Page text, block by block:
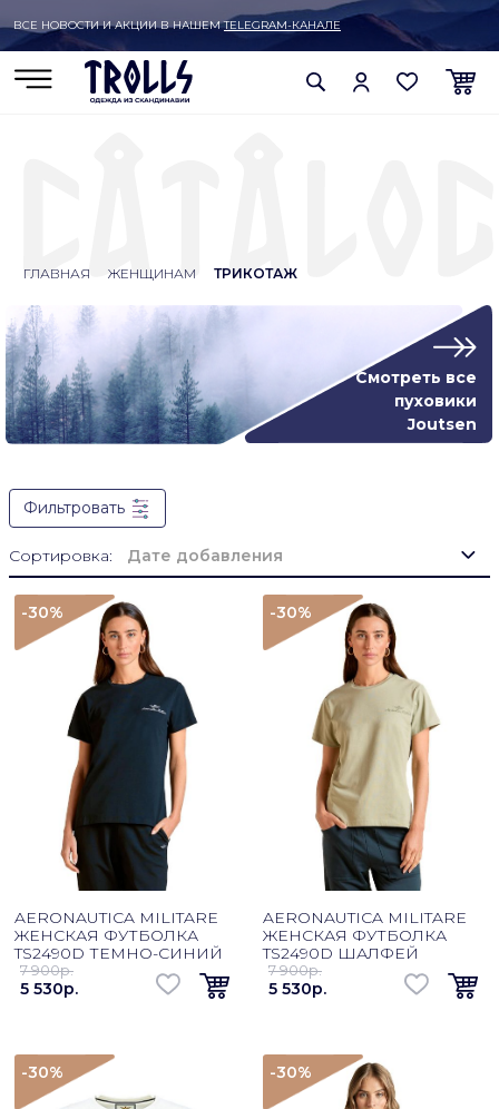
ВСЕ НОВОСТИ И АКЦИИ В НАШЕМTELEGRAM-КАНАЛЕ
ГЛАВНАЯ ЖЕНЩИНАМ ТРИКОТАЖ
Смотреть все
пуховики
Joutsen
Фильтровать
Сортировка: Дате добавления
-30%
AERONAUTICA MILITARE
ЖЕНСКАЯ ФУТБОЛКА
TS2490D ТЕМНО-СИНИЙ
7 900p.
5 530p.
-30%
AERONAUTICA MILITARE
ЖЕНСКАЯ ФУТБОЛКА
TS2490D ШАЛФЕЙ
7 900p.
5 530p.
-30% -30%